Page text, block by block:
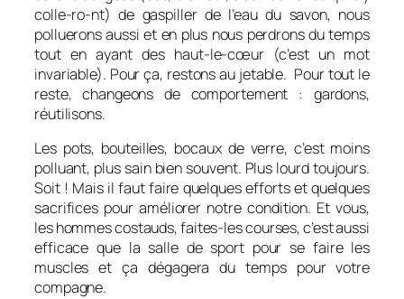
colle-ro-nt) de gaspiller de l’eau du savon, nous
polluerons aussi et en plus nous perdrons du temps
tout en ayant des haut-le-cœur (c’est un mot
invariable). Pour ça, restons au jetable. Pour tout le
reste, changeons de comportement : gardons,
réutilisons.
Les pots, bouteilles, bocaux de verre, c’est moins
polluant, plus sain bien souvent. Plus lourd toujours.
Soit ! Mais il faut faire quelques efforts et quelques
sacrifices pour améliorer notre condition. Et vous,
les hommes costauds, faites-les courses, c’est aussi
efficace que la salle de sport pour se faire les
muscles et ça dégagera du temps pour votre
compagne.